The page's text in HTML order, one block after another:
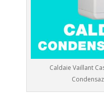
Caldaie Vaillant